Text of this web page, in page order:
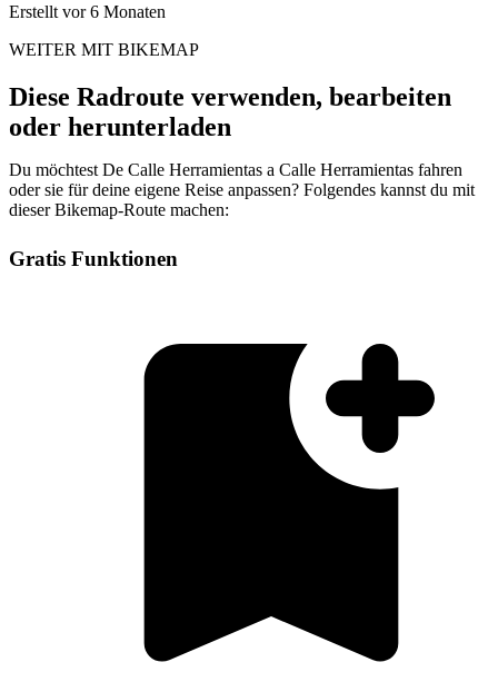
Erstellt vor 6 Monaten
WEITER MIT BIKEMAP
Diese Radroute verwenden, bearbeiten
oder herunterladen
Du möchtest De Calle Herramientas a Calle Herramientas fahren
oder sie für deine eigene Reise anpassen? Folgendes kannst du mit
dieser Bikemap-Route machen:
Gratis Funktionen